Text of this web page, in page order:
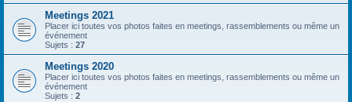
Meetings 2021
Placer ici toutes vos photos faites en meetings, rassemblements ou même un
événement
Sujets : 27
Meetings 2020
Placer ici toutes vos photos faites en meetings, rassemblements ou même un
événement
Sujets : 2